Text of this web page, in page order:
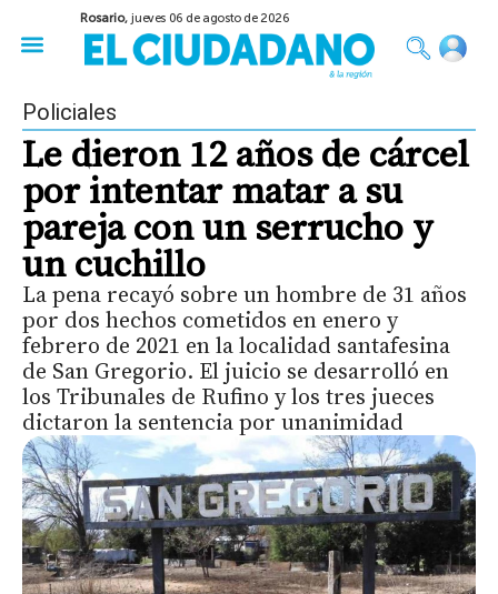
Rosario,jueves 06 de agosto de 2026
Policiales
Le dieron 12 años de cárcel
por intentar matar a su
pareja con un serrucho y
un cuchillo
La pena recayó sobre un hombre de 31 años
por dos hechos cometidos en enero y
febrero de 2021 en la localidad santafesina
de San Gregorio. El juicio se desarrolló en
los Tribunales de Rufino y los tres jueces
dictaron la sentencia por unanimidad